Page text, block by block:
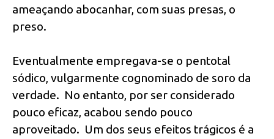
ameaçando abocanhar, com suas presas, o
preso.
Eventualmente empregava-se o pentotal
sódico, vulgarmente cognominado de soro da
verdade. No entanto, por ser considerado
pouco eficaz, acabou sendo pouco
aproveitado. Um dos seus efeitos trágicos é a